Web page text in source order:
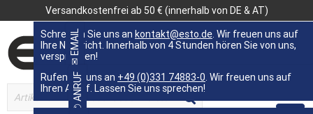
Versandkostenfrei ab 50 € (innerhalb von DE & AT)
✉ EMAIL
Schreiben Sie uns an kontakt@esto.de . Wir freuen uns auf
Ihre Nachricht. Innerhalb von 4 Stunden hören Sie von uns,
versprochen!
✆ ANRUF
Rufen Sie uns an +49 (0)331 74883-0 . Wir freuen uns auf
Ihren Anruf. Lassen Sie uns sprechen!